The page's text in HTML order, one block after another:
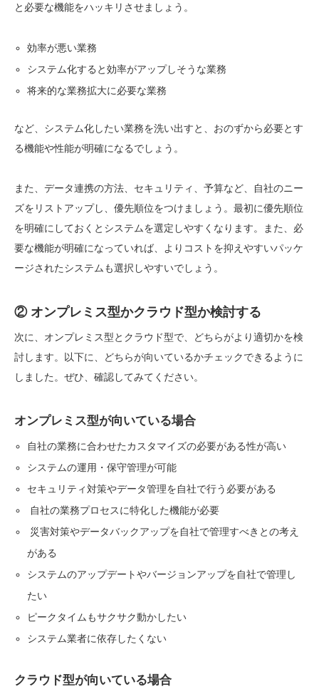
と必要な機能をハッキリさせましょう。
効率が悪い業務
システム化すると効率がアップしそうな業務
将来的な業務拡大に必要な業務
など、システム化したい業務を洗い出すと、おのずから必要とす
る機能や性能が明確になるでしょう。
また、データ連携の方法、セキュリティ、予算など、自社のニー
ズをリストアップし、優先順位をつけましょう。最初に優先順位
を明確にしておくとシステムを選定しやすくなります。
また、必
要な機能が明確になっていれば、よりコストを抑えやすいパッケ
ージされたシステムも選択しやすいでしょう。
② オンプレミス型かクラウド型か検討する
次に、オンプレミス型とクラウド型で、どちらがより適切かを検
討します。以下に、どちらが向いているかチェックできるように
しました。ぜひ、確認してみてください。
オンプレミス型が向いている場合
自社の業務に合わせたカスタマイズの必要がある性が高い
システムの運用・保守管理が可能
セキュリティ対策やデータ管理を自社で行う必要がある
自社の業務プロセスに特化した機能が必要
災害対策やデータバックアップを自社で管理すべきとの考え
がある
システムのアップデートやバージョンアップを自社で管理し
たい
ピークタイムもサクサク動かしたい
システム業者に依存したくない
クラウド型が向いている場合